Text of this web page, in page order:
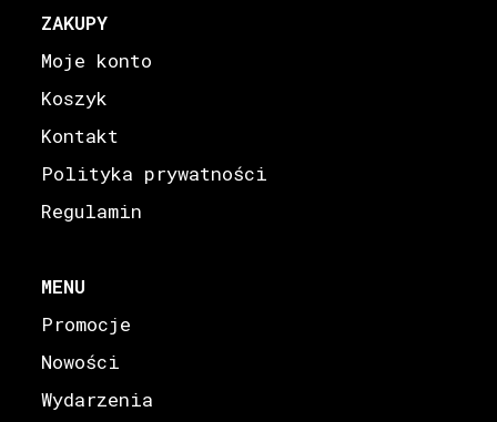
ZAKUPY
Moje konto
Koszyk
Kontakt
Polityka prywatności
Regulamin
MENU
Promocje
Nowości
Wydarzenia